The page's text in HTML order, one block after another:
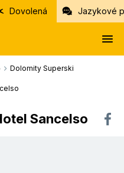
Dovolená Jazykové
Dolomity Superski
Sancelso